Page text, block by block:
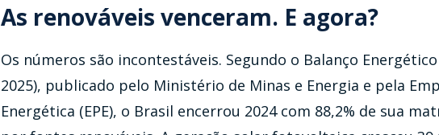
As renováveis venceram. E agora?
Os números são incontestáveis. Segundo o Balanço
2025), publicado pelo Ministério de Minas e Energia e pela
Energética (EPE), o Brasil encerrou 2024 com 88,2% de sua